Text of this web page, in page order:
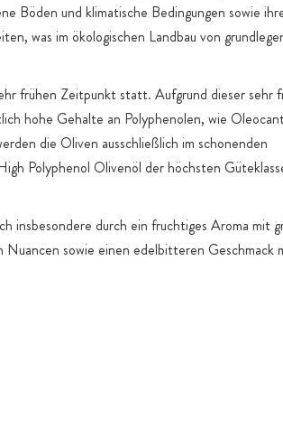
Böden und klimatische Bedingungen sowie
was im ökologischen Landbau von
frühen Zeitpunkt statt. Aufgrund dieser sehr
hohe Gehalte an Polyphenolen, wie
die Oliven ausschließlich im schonenden
Polyphenol Olivenöl der höchsten
insbesondere durch ein fruchtiges Aroma mit
sowie einen edelbitteren Geschmack